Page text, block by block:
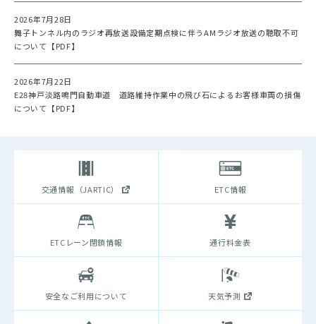
2026年7月28日
舞子トンネル内のラジオ再放送設備定期点検に伴うAMラジオ放送の聴取不可
について【PDF】
2026年7月22日
E28神戸淡路鳴門自動車道 道路維持作業中の飛び石によるお客様車両の損傷
について【PDF】
交通情報（JARTIC） ETC情報
ETCレーン閉鎖情報 通行料金表
安全なご利用について 天気予測